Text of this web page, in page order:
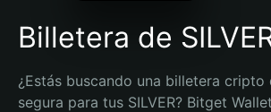
Billetera de
¿Estás buscando una billetera cripto
segura para tus SILVER? Bitget